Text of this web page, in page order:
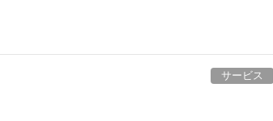
サービス